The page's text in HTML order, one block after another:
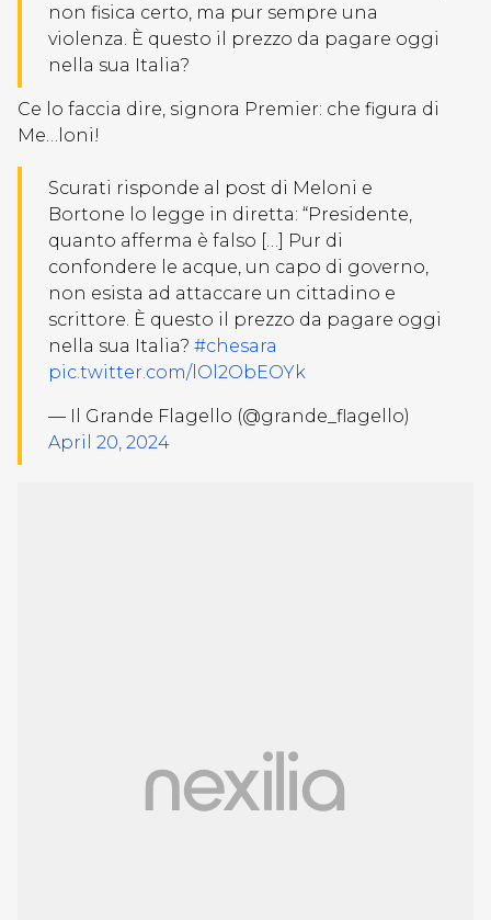
non fisica certo, ma pur sempre una
violenza. È questo il prezzo da pagare oggi
nella sua Italia?
Ce lo faccia dire, signora Premier: che figura di
Me…loni!
Scurati risponde al post di Meloni e
Bortone lo legge in diretta: “Presidente,
quanto afferma è falso […] Pur di
confondere le acque, un capo di governo,
non esista ad attaccare un cittadino e
scrittore. È questo il prezzo da pagare oggi
nella sua Italia? #chesara
pic.twitter.com/lOl2ObEOYk
— Il Grande Flagello (@grande_flagello)
April 20, 2024